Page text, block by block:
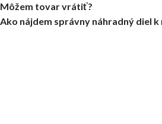
Môžem tovar vrátiť?
Ako nájdem správny náhradný diel